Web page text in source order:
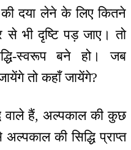
दया लेने के लिए कितने
भी दृष्टि पड़ जाए। तो
स्वरूप बने हो। जब
तो कहाँ जायेंगे?
वाले हैं, अल्पकाल की कुछ
की सिद्धि प्राप्त